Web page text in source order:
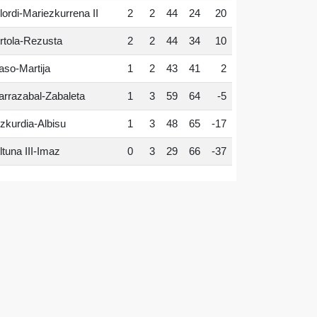
Mariezkurrena II 2 2 44 24 20
Rezusta 2 2 44 34 10
Martija 1 2 43 41 2
Zabaleta 1 3 59 64 -5
Albisu 1 3 48 65 -17
III-Imaz 0 3 29 66 -37